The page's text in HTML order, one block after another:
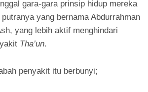
gara-gara prinsip hidup mereka
yang bernama Abdurrahman
yang lebih aktif menghindari
Tha’un.
penyakit itu berbunyi;